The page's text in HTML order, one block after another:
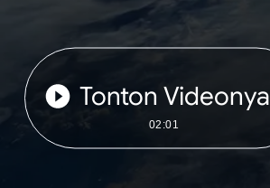
Tonton Videonya
02:01